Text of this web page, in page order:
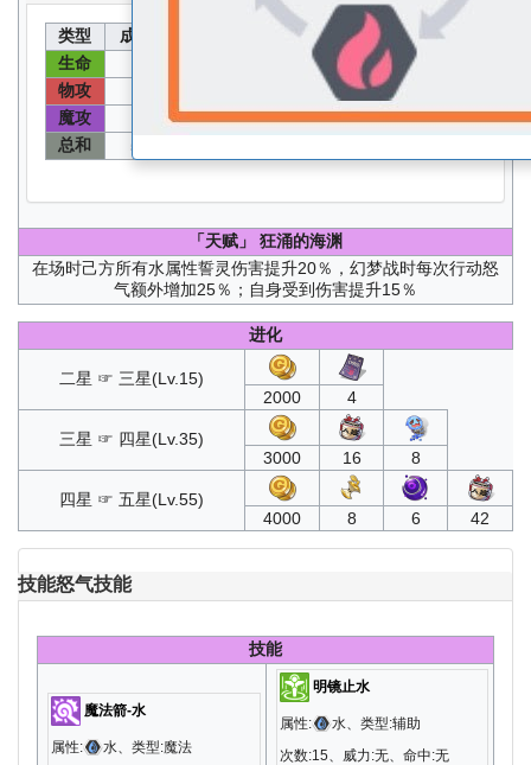
类型 成长值 类型 成长值
能力值
生命
82
物攻
61
魔攻
692 魔防 121
617
总和
555
「天赋」
狂涌的海渊
在场时己方所有水属性誓灵伤害提升20％，幻梦战时每次行动怒
气额外增加25％；自身受到伤害提升15％
进化
二星 ☞ 三星(Lv.15)
2000
4
三星 ☞ 四星(Lv.35)
3000
16 8
四星 ☞ 五星(Lv.55)
4000
8 6 42
技能怒气技能
技能
魔法箭-水
属性:
水、类型:魔法
明镜止水
属性:
水、类型:辅助
次数:15、威力:无、命中:无